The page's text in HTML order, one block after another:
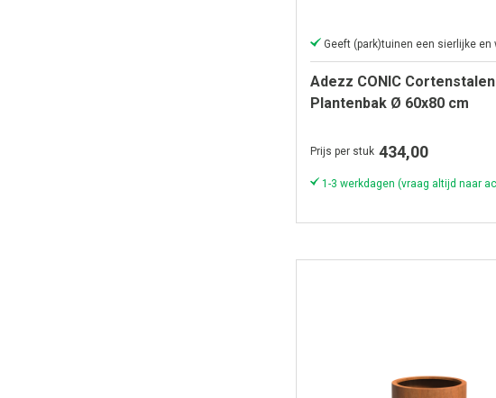
Adezz CONIC Cortenstalen
Plantenbak Ø 60x80 cm
Prijs per stuk 434,00